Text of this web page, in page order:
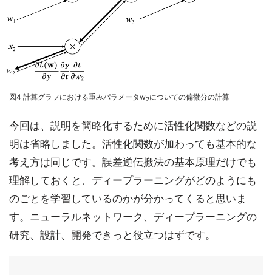
図4 計算グラフにおける重みパラメータw2についての偏微分の計算
今回は、説明を簡略化するために活性化関数などの説
明は省略しました。活性化関数が加わっても基本的な
考え方は同じです。誤差逆伝搬法の基本原理だけでも
理解しておくと、ディープラーニングがどのようにも
のごとを学習しているのかが分かってくると思いま
す。ニューラルネットワーク、ディープラーニングの
研究、設計、開発できっと役立つはずです。